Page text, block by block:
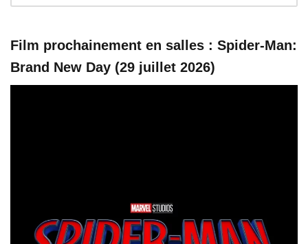
Film prochainement en salles : Spider-Man:
Brand New Day (29 juillet 2026)